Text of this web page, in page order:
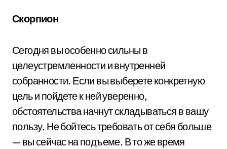
Скорпион
Сегодня вы особенно сильны в
целеустремленности и внутренней
собранности. Если вы выберете конкретную
цель и пойдете к ней уверенно,
обстоятельства начнут складываться в вашу
пользу. Не бойтесь требовать от себя больше
— вы сейчас на подъеме. В то же время